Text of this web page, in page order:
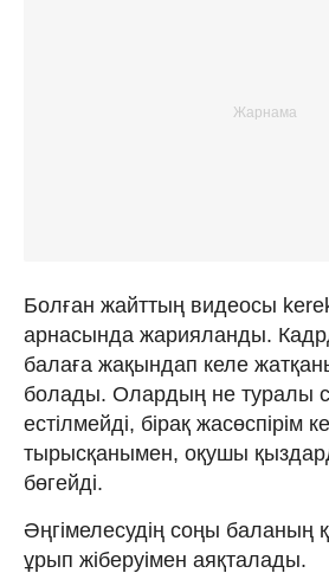
Болған жайттың видеосы
арнасында жарияланды.
балаға жақындап келе
болады. Олардың не туралы
естілмейді, бірақ жасөспірім
тырысқанымен, оқушы
бөгейді.
Әңгімелесудің соңы баланың
ұрып жіберуімен аяқталады.